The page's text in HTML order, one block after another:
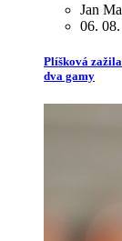
Jan
06.
Plíšková
dva gamy